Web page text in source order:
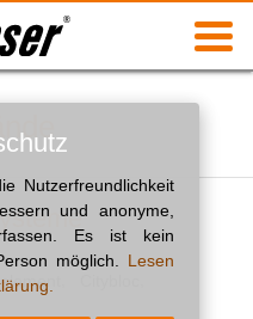
Nutzerfreundlichkeit
und anonyme,
Es ist kein
möglich. Lesen